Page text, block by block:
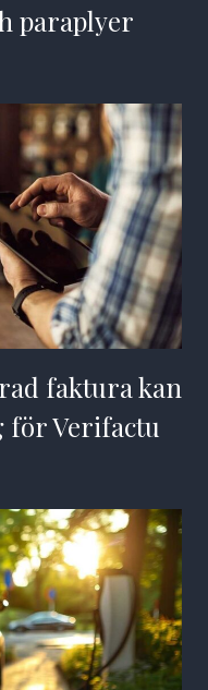
paraplyer
faktura kan
för Verifactu